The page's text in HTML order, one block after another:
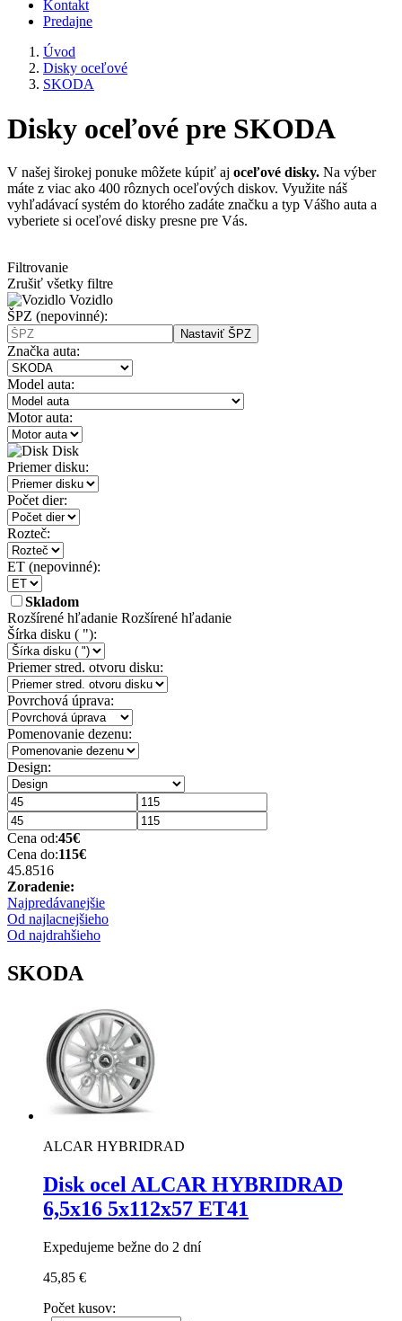
Kontakt
Predajne
Úvod
Disky oceľové
SKODA
Disky oceľové pre SKODA
V našej širokej ponuke môžete kúpiť aj oceľové disky. Na výber
máte z viac ako 400 rôznych oceľových diskov. Využite náš
vyhľadávací systém do ktorého zadáte značku a typ Vášho auta a
vyberiete si oceľové disky presne pre Vás.
Filtrovanie
Zrušiť všetky filtre
Vozidlo
ŠPZ (nepovinné):
Nastaviť ŠPZ
Značka auta:
Model auta:
Motor auta:
Disk
Priemer disku:
Počet dier:
Rozteč:
ET (nepovinné):
Skladom
Rozšírené hľadanie Rozšírené hľadanie
Šírka disku ( "):
Priemer stred. otvoru disku:
Povrchová úprava:
Pomenovanie dezenu:
Design:
Cena od:45€
Cena do:115€
45.8516
Zoradenie:
Najpredávanejšie
Od najlacnejšieho
Od najdrahšieho
SKODA
ALCAR HYBRIDRAD
Disk ocel ALCAR HYBRIDRAD
6,5x16 5x112x57 ET41
Expedujeme bežne do 2 dní
45,85 €
Počet kusov: